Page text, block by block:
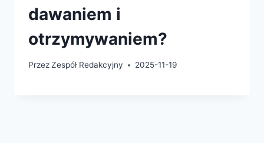
dawaniem i
otrzymywaniem?
PrzezZespół Redakcyjny 2025-11-19